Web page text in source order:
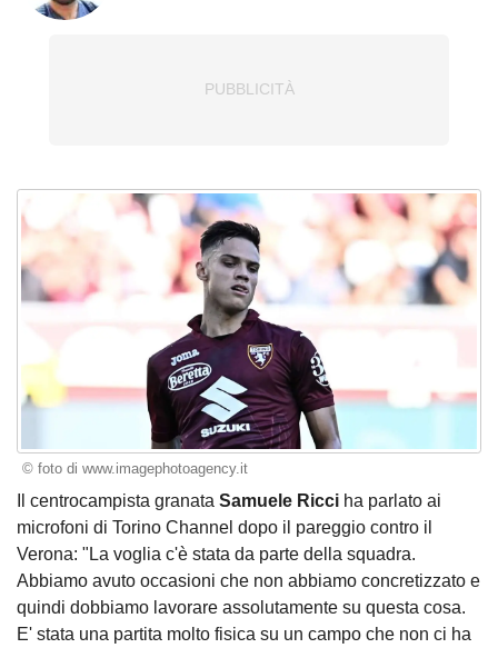
© foto di www.imagephotoagency.it
Il centrocampista granata Samuele Ricci ha parlato ai
microfoni di Torino Channel dopo il pareggio contro il
Verona: "La voglia c'è stata da parte della squadra.
Abbiamo avuto occasioni che non abbiamo concretizzato e
quindi dobbiamo lavorare assolutamente su questa cosa.
E' stata una partita molto fisica su un campo che non ci ha